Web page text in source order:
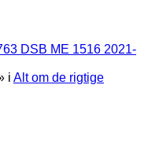
DSB ME 1516 2021-
i Alt om de rigtige